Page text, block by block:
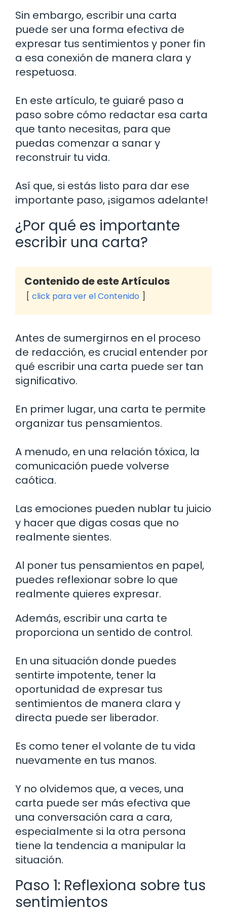
Sin embargo, escribir una carta
puede ser una forma efectiva de
expresar tus sentimientos y poner fin
a esa conexión de manera clara y
respetuosa.
En este artículo, te guiaré paso a
paso sobre cómo redactar esa carta
que tanto necesitas, para que
puedas comenzar a sanar y
reconstruir tu vida.
Así que, si estás listo para dar ese
importante paso, ¡sigamos adelante!
¿Por qué es importante
escribir una carta?
Contenido de este Artículos
click para ver el Contenido
Antes de sumergirnos en el proceso
de redacción, es crucial entender por
qué escribir una carta puede ser tan
significativo.
En primer lugar, una carta te permite
organizar tus pensamientos.
A menudo, en una relación tóxica, la
comunicación puede volverse
caótica.
Las emociones pueden nublar tu juicio
y hacer que digas cosas que no
realmente sientes.
Al poner tus pensamientos en papel,
puedes reflexionar sobre lo que
realmente quieres expresar.
Además, escribir una carta te
proporciona un sentido de control.
En una situación donde puedes
sentirte impotente, tener la
oportunidad de expresar tus
sentimientos de manera clara y
directa puede ser liberador.
Es como tener el volante de tu vida
nuevamente en tus manos.
Y no olvidemos que, a veces, una
carta puede ser más efectiva que
una conversación cara a cara,
especialmente si la otra persona
tiene la tendencia a manipular la
situación.
Paso 1: Reflexiona sobre tus
sentimientos